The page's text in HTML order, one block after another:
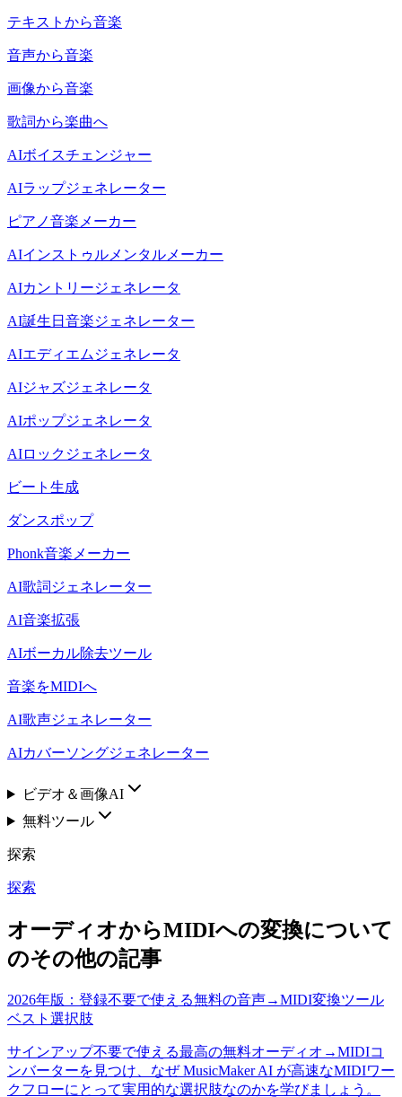
テキストから音楽
音声から音楽
画像から音楽
歌詞から楽曲へ
AIボイスチェンジャー
AIラップジェネレーター
ピアノ音楽メーカー
AIインストゥルメンタルメーカー
AIカントリージェネレータ
AI誕生日音楽ジェネレーター
AIエディエムジェネレータ
AIジャズジェネレータ
AIポップジェネレータ
AIロックジェネレータ
ビート生成
ダンスポップ
Phonk音楽メーカー
AI歌詞ジェネレーター
AI音楽拡張
AIボーカル除去ツール
音楽をMIDIへ
AI歌声ジェネレーター
AIカバーソングジェネレーター
ビデオ＆画像AI
無料ツール
探索
探索
オーディオからMIDIへの変換について
のその他の記事
2026年版：登録不要で使える無料の音声→MIDI変換ツール
ベスト選択肢
サインアップ不要で使える最高の無料オーディオ→MIDIコ
ンバーターを見つけ、なぜ MusicMaker AI が高速なMIDIワー
クフローにとって実用的な選択肢なのかを学びましょう。